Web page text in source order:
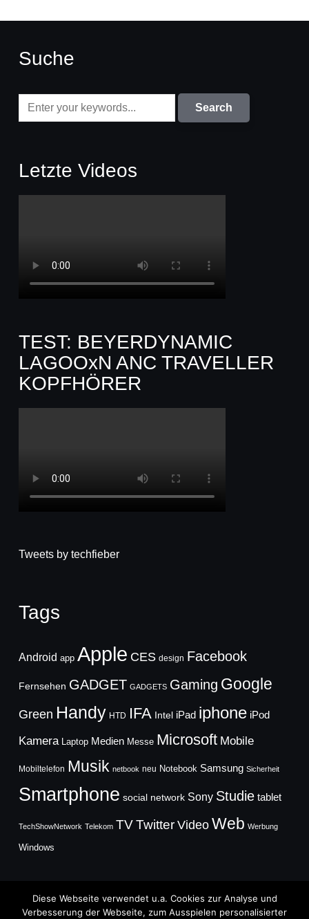
Suche
Letzte Videos
TEST: BEYERDYNAMIC
LAGOOxN ANC TRAVELLER
KOPFHÖRER
Tweets by techfieber
Tags
Android app Apple CES design Facebook
Fernsehen GADGET GADGETS Gaming Google
Green Handy HTD IFA Intel iPad iphone iPod
Kamera Laptop Medien Messe Microsoft Mobile
Mobiltelefon Musik netbook neu Notebook Samsung Sicherheit
Smartphone social network Sony Studie tablet
TechShowNetwork Telekom TVTwitter Video Web Werbung
Windows
Diese Webseite verwendet u.a. Cookies zur Analyse und
Verbesserung der Webseite, zum Ausspielen personalisierter